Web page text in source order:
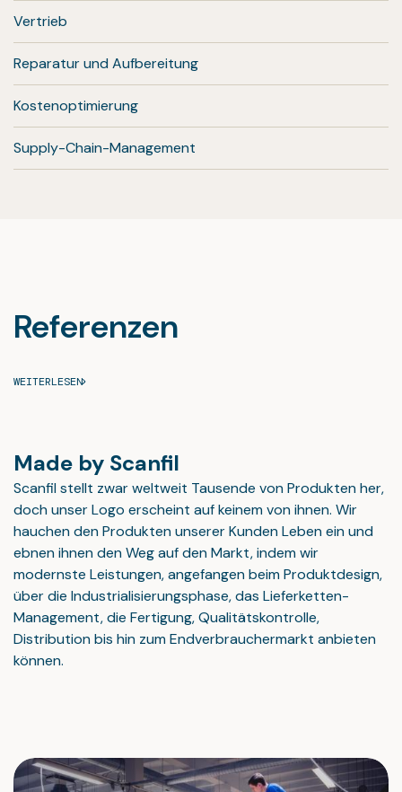
Vertrieb
Reparatur und Aufbereitung
Kostenoptimierung
Supply-Chain-Management
Referenzen
WEITERLESEN
Made by Scanfil
Scanfil stellt zwar weltweit Tausende von Produkten her,
doch unser Logo erscheint auf keinem von ihnen. Wir
hauchen den Produkten unserer Kunden Leben ein und
ebnen ihnen den Weg auf den Markt, indem wir
modernste Leistungen, angefangen beim Produktdesign,
über die Industrialisierungsphase, das Lieferketten-
Management, die Fertigung, Qualitätskontrolle,
Distribution bis hin zum Endverbrauchermarkt anbieten
können.